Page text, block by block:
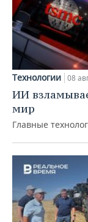
Технологии 08
ИИ
мир
Главные